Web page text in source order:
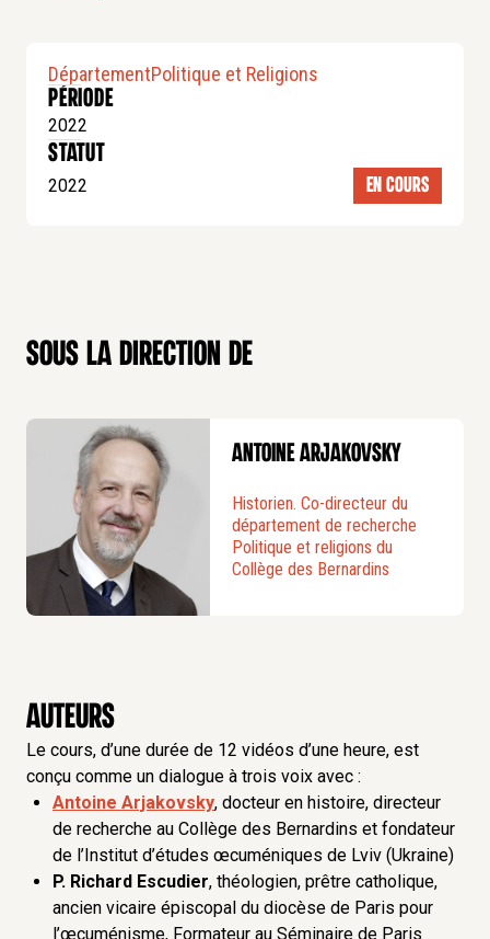
DépartementPolitique et Religions
Période
2022
statut
2022 EN COURS
sous la direction de
Antoine Arjakovsky
Historien. Co-directeur du
département de recherche
Politique et religions du
Collège des Bernardins
Auteurs
Le cours, d’une durée de 12 vidéos d’une heure, est
conçu comme un dialogue à trois voix avec :
Antoine Arjakovsky, docteur en histoire, directeur
de recherche au Collège des Bernardins et fondateur
de l’Institut d’études œcuméniques de Lviv (Ukraine)
P. Richard Escudier, théologien, prêtre catholique,
ancien vicaire épiscopal du diocèse de Paris pour
l’œcuménisme, Formateur au Séminaire de Paris